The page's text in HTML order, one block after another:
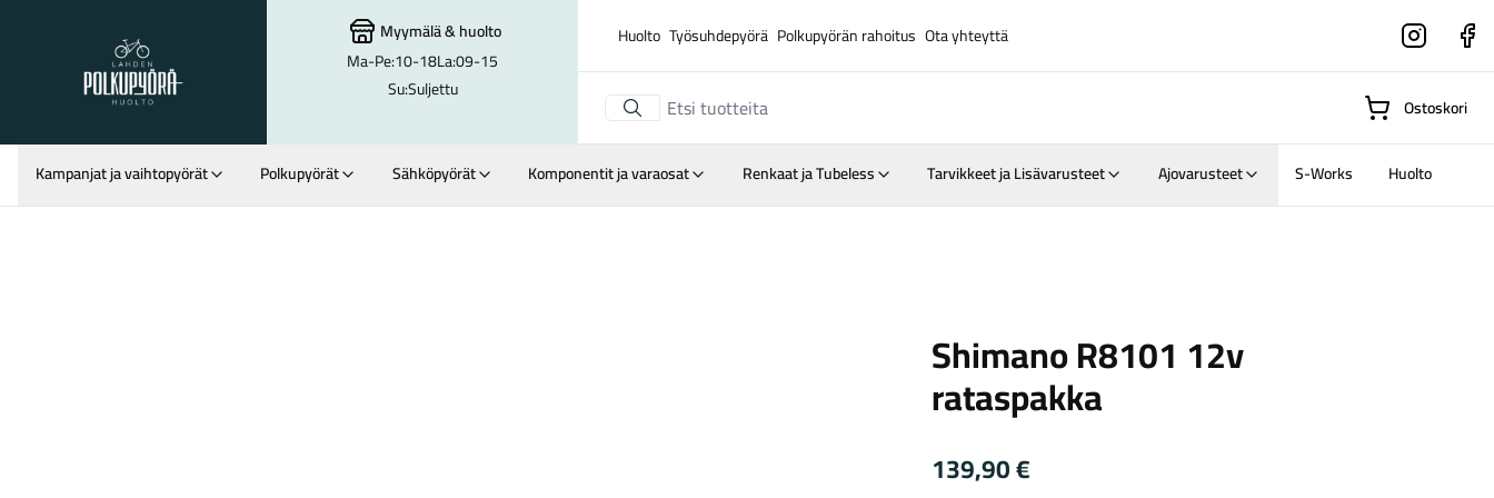
Lahden Polkupyörähuolto - etusivulle
Myymälä&huolto
Ma-Pe:10-18La:09-15
Su:Suljettu
Huolto Työsuhdepyörä Polkupyörän rahoitus Ota yhteyttä Instagram
Hakutulokset Suositut osastot
Gravel-
pyörät
Ostoskori
Kampanjat ja vaihtopyörät Polkupyörät Sähköpyörät Komponentit ja varaosat Renkaat ja Tubeless Tarvikkeet ja Lisävarusteet Ajovarusteet S-Works Huolto
Shimano R8101 12v
rataspakka
139,90€